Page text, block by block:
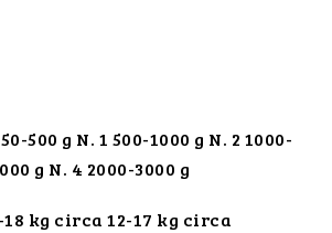
500 g N. 1 500-1000 g N. 2 1000-
g N. 4 2000-3000 g
kg circa 12-17 kg circa